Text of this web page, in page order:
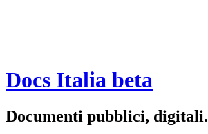
Docs Italia beta
Documenti pubblici, digitali.